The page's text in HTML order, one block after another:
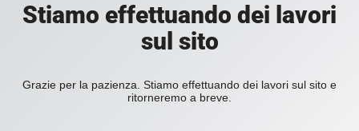
Stiamo effettuando dei lavori
sul sito
Grazie per la pazienza. Stiamo effettuando dei lavori sul sito e
ritorneremo a breve.